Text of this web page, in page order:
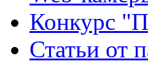
Конкурс
Статьи от